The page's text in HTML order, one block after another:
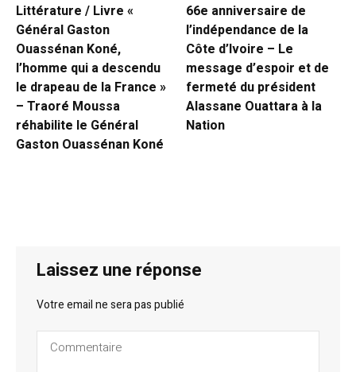
Littérature / Livre «
Général Gaston
Ouassénan Koné,
l’homme qui a descendu
le drapeau de la France »
– Traoré Moussa
réhabilite le Général
Gaston Ouassénan Koné
66e anniversaire de
l’indépendance de la
Côte d’Ivoire – Le
message d’espoir et de
fermeté du président
Alassane Ouattara à la
Nation
Laissez une réponse
Votre email ne sera pas publié